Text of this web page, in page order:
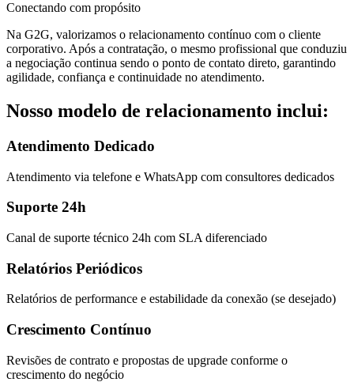
Conectando com propósito
Na G2G, valorizamos o relacionamento contínuo com o cliente
corporativo. Após a contratação, o mesmo profissional que conduziu
a negociação continua sendo o ponto de contato direto, garantindo
agilidade, confiança e continuidade no atendimento.
Nosso modelo de relacionamento inclui:
Atendimento Dedicado
Atendimento via telefone e WhatsApp com consultores dedicados
Suporte 24h
Canal de suporte técnico 24h com SLA diferenciado
Relatórios Periódicos
Relatórios de performance e estabilidade da conexão (se desejado)
Crescimento Contínuo
Revisões de contrato e propostas de upgrade conforme o
crescimento do negócio